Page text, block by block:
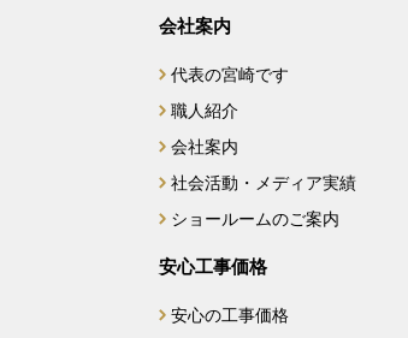
2025年3月
2025年2月
2025年1月
2024年11月
2024年10月
会社案内
代表の宮崎です
職人紹介
会社案内
社会活動・メディア実績
ショールームのご案内
安心工事価格
安心の工事価格